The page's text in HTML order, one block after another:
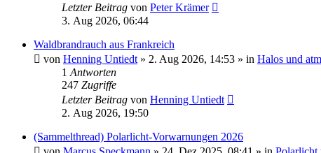
Letzter Beitrag von Peter Krämer
3. Aug 2026, 06:44
Waldbrandrauch aus Frankreich
von Henning Untiedt » 2. Aug 2026, 14:53 » in Halos und
1 Antworten
247 Zugriffe
Letzter Beitrag von Henning Untiedt
2. Aug 2026, 19:50
(Sammelthread) Polarlicht-Vorwarnungen 2026